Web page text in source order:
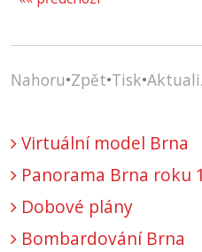
Nahoru•Zpět•Tisk•
Virtuální model Brna
Panorama Brna roku
Dobové plány
Bombardování Brna